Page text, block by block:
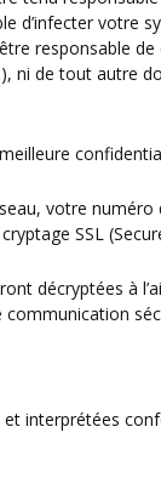
d’infecter votre
responsable
ni de tout autre
votre
SSL
décryptées à
interprétées